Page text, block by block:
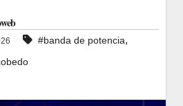
#banda de potencia,